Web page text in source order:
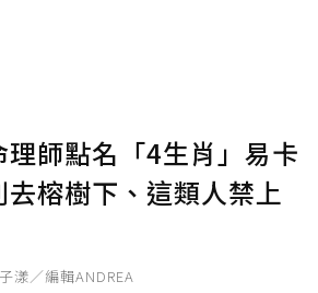
確認送出
理師點名「4生肖」易卡
榕樹下、這類人禁上
漾／編輯ANDREA